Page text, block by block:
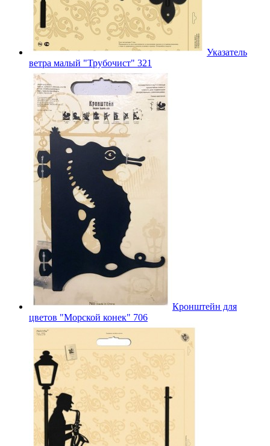
Указатель
ветра малый "Трубочист" 321
Кронштейн для
цветов "Морской конек" 706